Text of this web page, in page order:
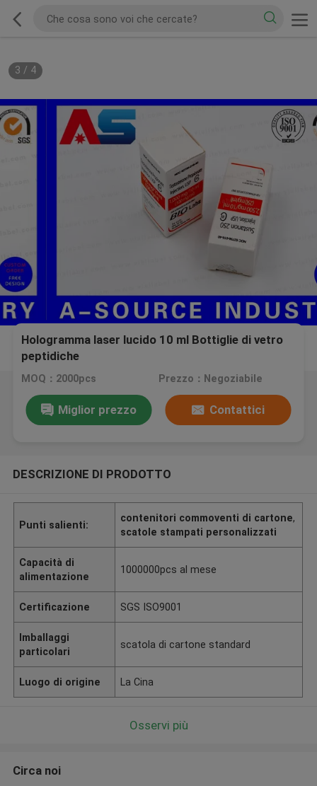
3 / 4
Hologramma laser lucido 10 ml Bottiglie di vetro
peptidiche
MOQ：2000pcs Prezzo：Negoziabile
Miglior prezzo Contattici
DESCRIZIONE DI PRODOTTO
Punti salienti:
contenitori commoventi di cartone,
scatole stampati personalizzati
Capacità di
alimentazione
1000000pcs al mese
Certificazione SGS ISO9001
Imballaggi
particolari
scatola di cartone standard
Luogo di origine La Cina
Osservi più
Circa noi